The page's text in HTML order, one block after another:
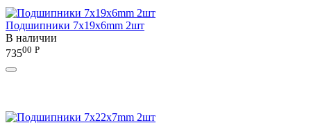
Подшипники 7x19x6mm 2шт
В наличии
73500 Р